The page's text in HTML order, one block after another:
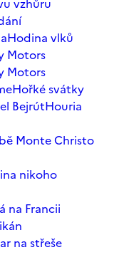
Hodina vlků
Motors
Motors
Hořké svátky
BejrútHouria
Monte Christo
nikoho
na Francii
na střeše